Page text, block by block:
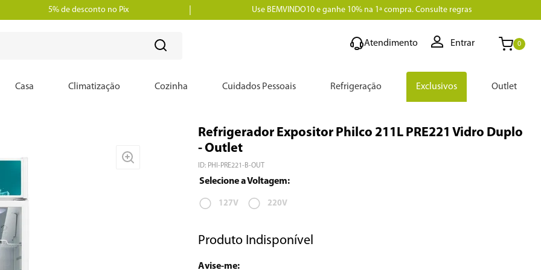
5% de desconto no Pix Use BEMVINDO10 e ganhe 10% na 1ª compra. Consulte regras
Atendimento Entrar 0
Casa Climatização Cozinha Cuidados Pessoais Refrigeração Exclusivos Outlet
Refrigerador Expositor Philco 211L PRE221 Vidro Duplo
- Outlet
ID: PHI-PRE221-B-OUT
127V 220V
Produto Indisponível